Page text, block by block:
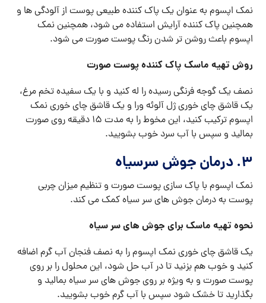
نمک اپسوم به عنوان یک پاک کننده طبیعی پوست از آلودگی ها و
همچنین پاک کننده آرایش استفاده می شود، همچنین نمک
اپسوم باعث روشن تر شدن رنگ پوست صورت می شود.
روش تهیه ماسک پاک کننده پوست صورت
نصف یک گوجه فرنگی رسیده را له کنید و با یک سفیده تخم مرغ،
یک قاشق چای خوری ژل آلوئه ورا و یک قاشق چای خوری نمک
اپسوم ترکیب کنید، این مخوط را به مدت ۱۵ دقیقه روی صورت
بمالید و سپس با آب سرد خوب بشویید.
۳. درمان جوش سرسیاه
نمک اپسوم با پاک سازی پوست صورت و تنظیم میزان چربی
پوست به درمان جوش های سر سیاه کمک می کند.
نحوه تهیه ماسک برای جوش های سر سیاه
یک قاشق چای خوری نمک اپسوم را به نصف فنجان آب گرم اضافه
کنید و خوب هم بزنید تا در آب حل شود، این محلول را بر روی
پوست صورت و به ویژه بر روی جوش های سر سیاه بمالید و
بگذارید تا خشک شود سپس با آب گرم خوب بشویید.